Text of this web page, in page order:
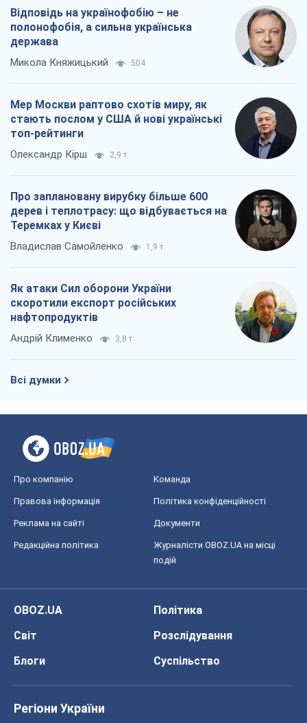
Відповідь на українофобію – не
полонофобія, а сильна українська
держава
Микола Княжицький 504
Мер Москви раптово схотів миру, як
стають послом у США й нові українські
топ-рейтинги
Олександр Кірш 2,9 т.
Про заплановану вирубку більше 600
дерев і теплотрасу: що відбувається на
Теремках у Києві
Владислав Самойленко 1,9 т.
Як атаки Сил оборони України
скоротили експорт російських
нафтопродуктів
Андрій Клименко 3,8 т.
Всі думки
Про компанію Команда
Правова інформація Політика конфіденційності
Реклама на сайті Документи
Редакційна політика
Журналісти OBOZ.UA на місці
подій
OBOZ.UA
Політика
Світ
Розслідування
Блоги
Суспільство
Регіони України